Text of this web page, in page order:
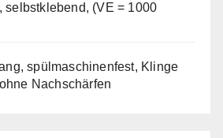
selbstklebend, (VE = 1000
spülmaschinenfest, Klinge
Nachschärfen